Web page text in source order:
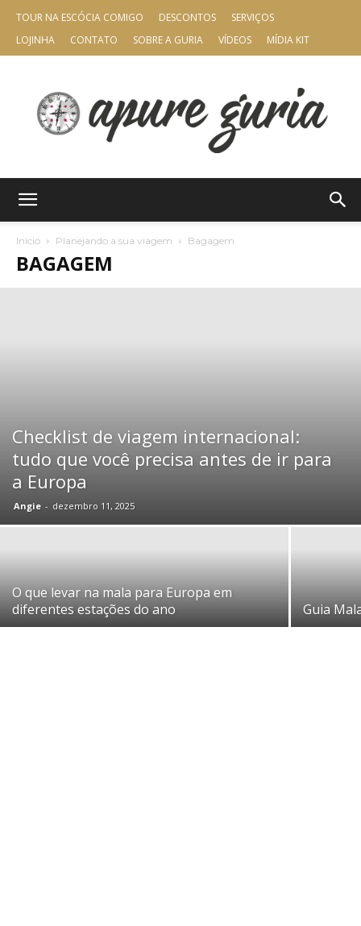
TOUR NA ESCÓCIA COMIGO DESCONTOS
SERVIÇOS
LOJINHA
CONTATO SOBRE A GURIA VÍDEOS MÍDIA KIT
Guria
Início Planejando a sua viagem Bagagem
BAGAGEM
Checklist de viagem internacional:
tudo que você precisa antes de ir para
a Europa
Angie - dezembro 11, 2025
O que levar na mala para Europa em
diferentes estações do ano
Guia